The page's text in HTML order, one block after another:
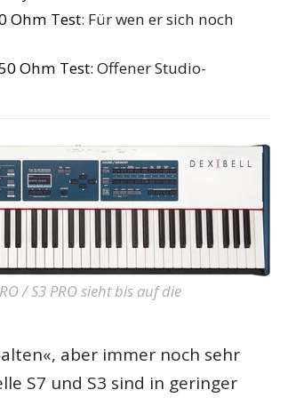
Ohm Test: Für wen er sich noch
Ohm Test: Offener Studio-
/ S3 PRO sieht bis auf die
aber immer noch sehr
S7 und S3 sind in geringer